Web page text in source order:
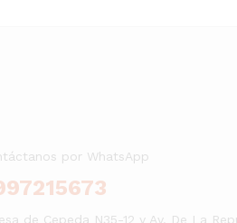
por WhatsApp
de Cepeda N35-12 y Av. De La